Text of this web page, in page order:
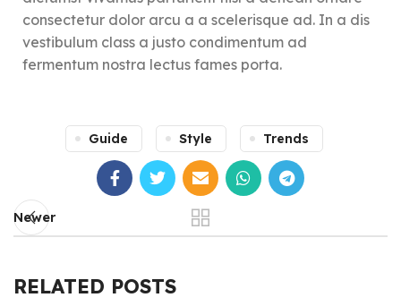
consectetur dolor arcu a a scelerisque ad. In a dis
vestibulum class a justo condimentum ad
fermentum nostra lectus fames porta.
Guide Style Trends
Newer
RELATED POSTS